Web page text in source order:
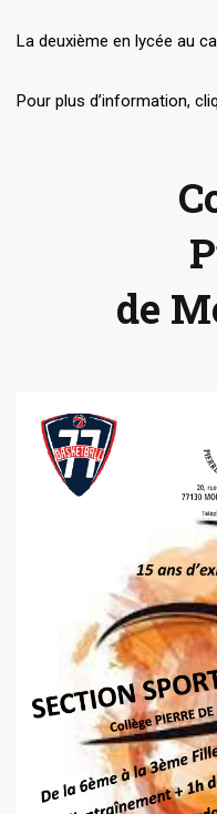
La deuxième en lycée au
Pour plus d’information,
de